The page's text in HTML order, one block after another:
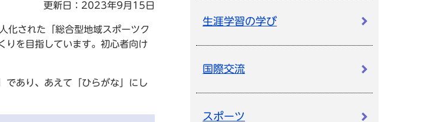
更新日：2023年9月15日
化された「総合型地域スポーツク
りを目指しています。初心者向け
であり、あえて「ひらがな」にし
生涯学習の学び
国際交流
スポーツ